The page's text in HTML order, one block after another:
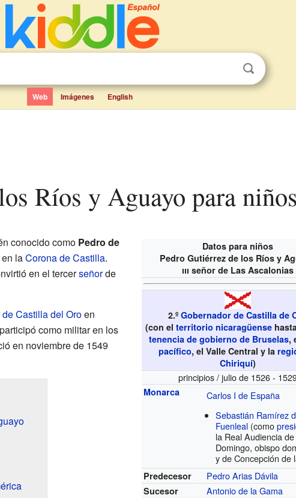
Web Imágenes English
Ríos y Aguayo para niños
Datos para niños
Pedro Gutiérrez de los Ríos y
iii señor de Las Ascalonias
2.ºGobernador de Castilla de
(con el territorio nicaragüense
tenencia de gobierno de Bruselas,
pacífico, el Valle Central y la
Chiriquí)
principios / julio de 1526 -
Monarca
Carlos I de España
Sebastián Ramírez
Fuenleal(como
la Real Audiencia
Domingo, obispo
y de Concepción de
Predecesor Pedro Arias Dávila
Sucesor Antonio de la Gama
conocido como Pedro de
laCorona de Castilla.
en el tercerseñorde
Castilla del Oroen
como militar en los
en noviembre de 1549